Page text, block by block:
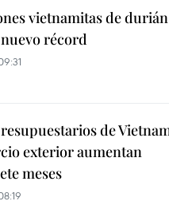
vietnamitas de durián
récord
de
exterior aumentan
meses